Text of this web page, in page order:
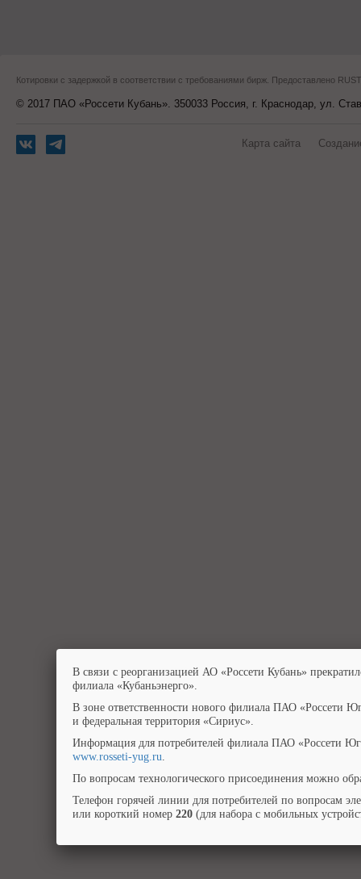
Котировки с задержкой в соответствии с требованиями бирж. Предоставлено
© 2017 ПАО «Россети Кубань». 350033 Россия, г. Краснодар, ул.
Карта сайта
В связи с реорганизацией АО «Россети Кубань»
филиала «Кубаньэнерго».
В зоне ответственности нового филиала ПАО «Россети
и федеральная территория «Сириус».
Информация для потребителей филиала ПАО «Россети
www.rosseti-yug.ru.
По вопросам технологического присоединения можно
Телефон горячей линии для потребителей по вопросам
или короткий номер 220 (для набора с мобильных